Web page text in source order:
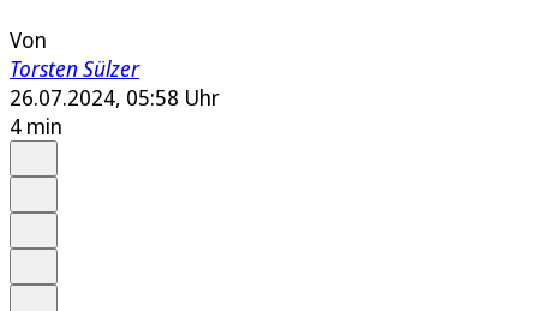
Von
Torsten Sülzer
26.07.2024, 05:58 Uhr
4 min